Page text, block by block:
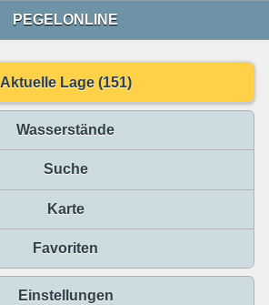
PEGELONLINE
Aktuelle Lage (151)
Wasserstände
Suche
Karte
Favoriten
Einstellungen